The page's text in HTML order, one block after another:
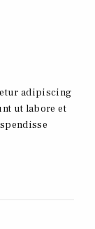
adipiscing
ut labore et